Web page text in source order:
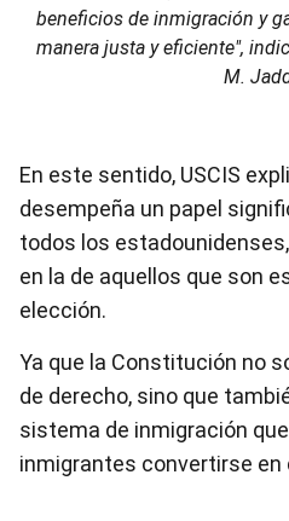
beneficios de inmigración y
manera justa y eficiente",
M.
En este sentido, USCIS
desempeña un papel
todos los
en la de aquellos que son
elección.
Ya que la Constitución no
de derecho, sino que
sistema de inmigración
inmigrantes convertirse en